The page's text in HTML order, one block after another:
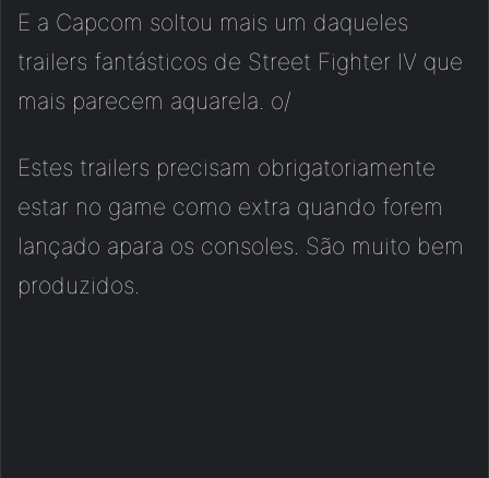
E a Capcom soltou mais um daqueles
trailers fantásticos de Street Fighter IV que
mais parecem aquarela. o/
Estes trailers precisam obrigatoriamente
estar no game como extra quando forem
lançado apara os consoles. São muito bem
produzidos.